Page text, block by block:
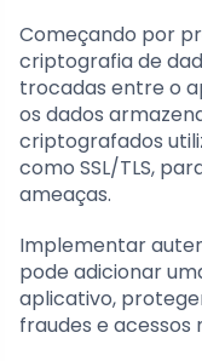
Começando por
criptografia de
trocadas entre o
os dados
criptografados
como SSL/TLS,
ameaças.
Implementar
pode adicionar
aplicativo,
fraudes e acessos